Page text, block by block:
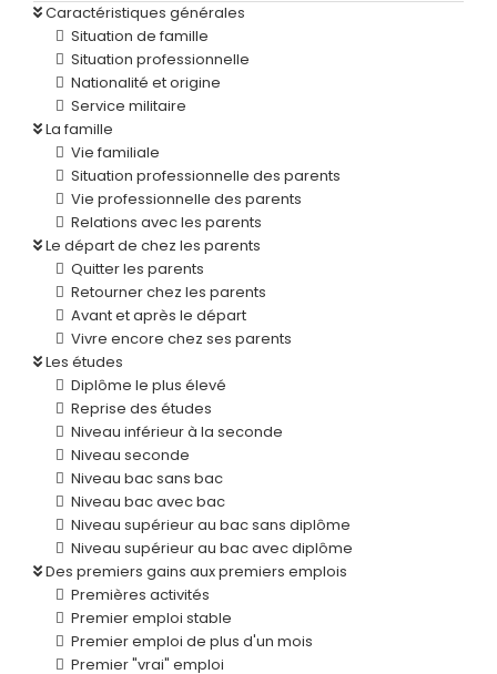
Caractéristiques générales
Situation de famille
Situation professionnelle
Nationalité et origine
Service militaire
La famille
Vie familiale
Situation professionnelle des parents
Vie professionnelle des parents
Relations avec les parents
Le départ de chez les parents
Quitter les parents
Retourner chez les parents
Avant et après le départ
Vivre encore chez ses parents
Les études
Diplôme le plus élevé
Reprise des études
Niveau inférieur à la seconde
Niveau seconde
Niveau bac sans bac
Niveau bac avec bac
Niveau supérieur au bac sans diplôme
Niveau supérieur au bac avec diplôme
Des premiers gains aux premiers emplois
Premières activités
Premier emploi stable
Premier emploi de plus d'un mois
Premier "vrai" emploi